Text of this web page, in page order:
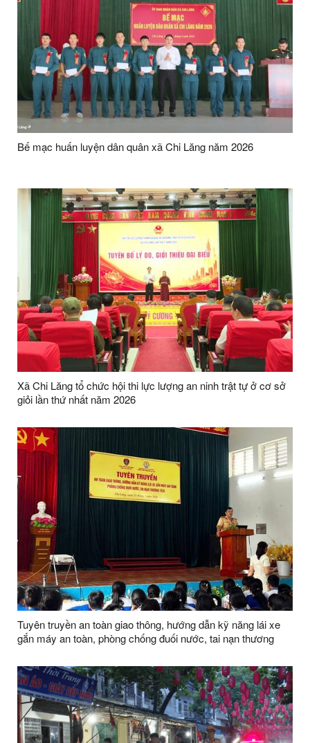
Bế mạc huấn luyện dân quân xã Chi Lăng năm 2026
Xã Chi Lăng tổ chức hội thi lực lượng an ninh trật tự ở cơ sở
giỏi lần thứ nhất năm 2026
Tuyên truyền an toàn giao thông, hướng dẫn kỹ năng lái xe
gắn máy an toàn, phòng chống đuối nước, tai nạn thương